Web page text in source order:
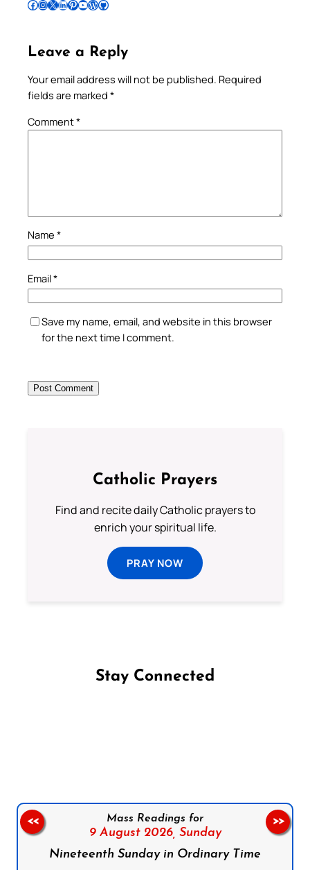
Follow Pradeep on Facebook Follow Pradeep on InstagramFollow Pradeep on X Follow Pradeep on LinkedIn Follow Pradeep on Pinterest Subscribe to Pradeep’s Youtube Channel Follow Pradeep on WordPress Follow Pradeep on GitHub
Leave a Reply
Your email address will not be published. Required
fields are marked *
Comment*
Name *
Email*
Save my name, email, and website in this browser
for the next time I comment.
Catholic Prayers
Find and recite daily Catholic prayers to
enrich your spiritual life.
PRAY NOW
Stay Connected
Mass Readings for
9 August 2026, Sunday
Nineteenth Sunday in Ordinary Time
<< >>